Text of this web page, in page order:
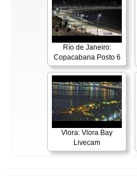
Río de Janeiro:
Copacabana Posto 6
Vlora: Vlora Bay
Livecam